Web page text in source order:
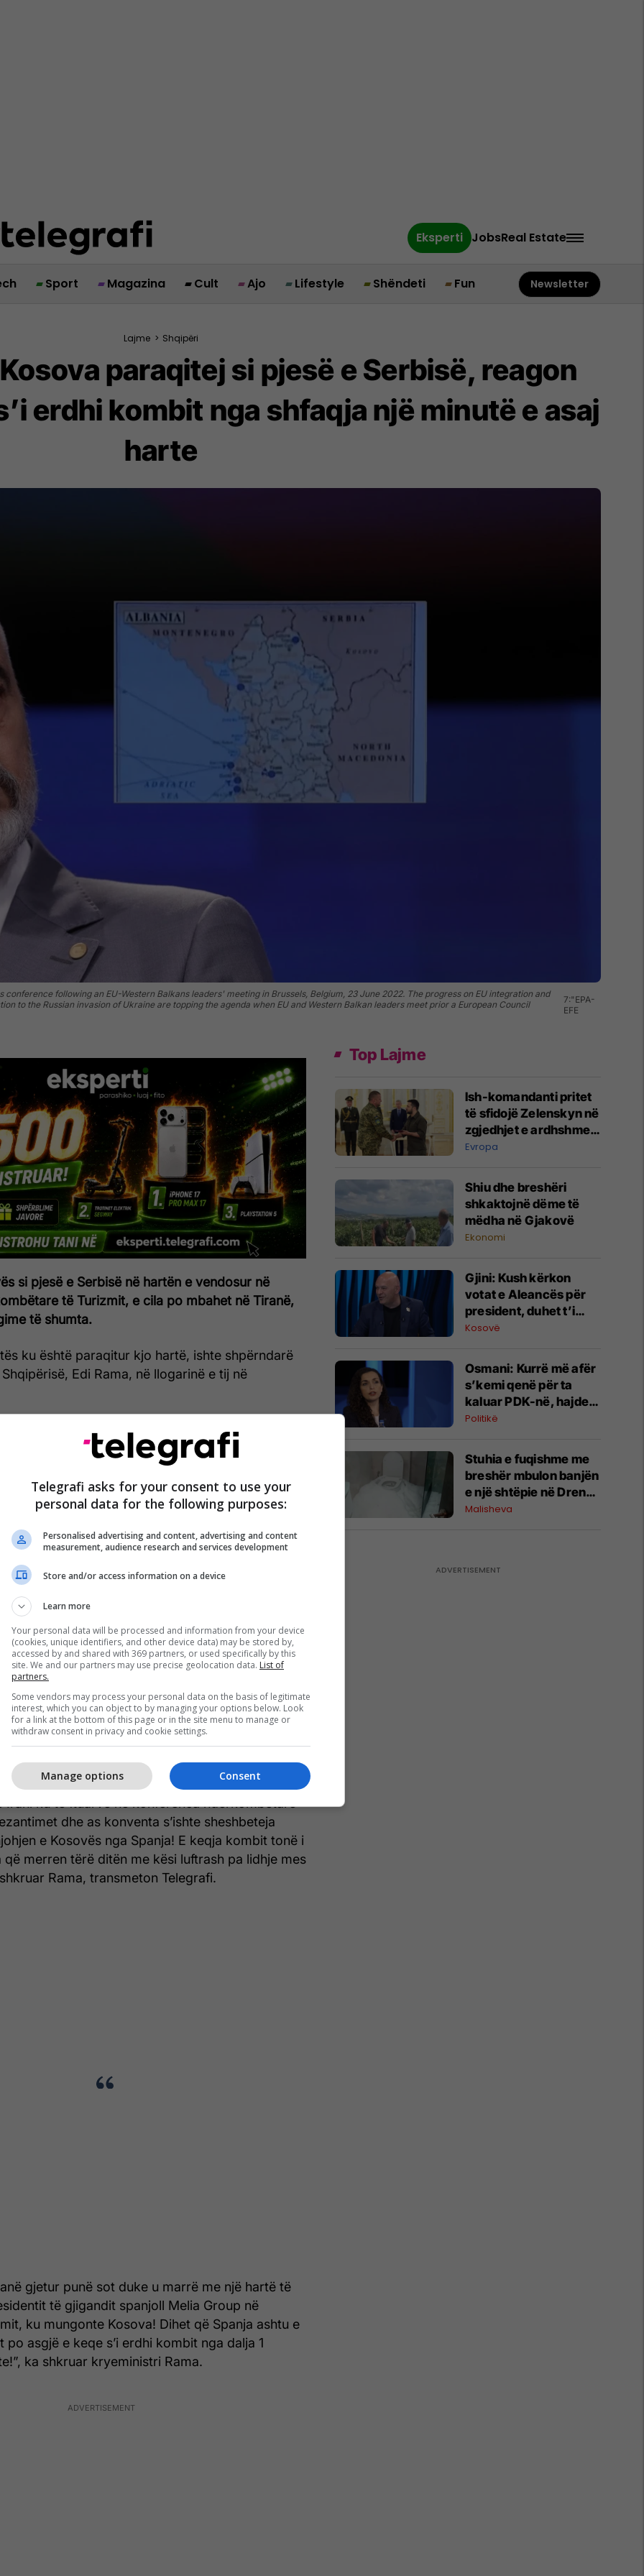
Eksperti JobsReal Estate
Sport Magazina Cult Ajo Lifestyle Shëndeti Fun Newsletter
Lajme > Shqipëri
paraqitej si pjesë e Serbisë, reagon
erdhi kombit nga shfaqja një minutë e asaj
harte
conference following an EU-Western Balkans leaders' meeting in Brussels, Belgium, 23 June 2022. The progress on EU integration and
to the Russian invasion of Ukraine are topping the agenda when EU and Western Balkan leaders meet prior a European Council
7:"EPA-
EFE
si pjesë e Serbisë në hartën e vendosur në
të Turizmit, e cila po mbahet në Tiranë,
të shumta.
ku është paraqitur kjo hartë, ishte shpërndarë
Edi Rama, në llogarinë e tij në
vëmendje dhe shkaktoi reagime të shumta, ka
Rama, duke thënë se harta ku mungonte
gjatë prezantimit të presidentit të gjigantit
në Konventën e turizmit.
postimi në Twitter, e ka arsyetuar këtë lëshim.
Irani ku të ftuarve në konferenca ndërkombëtare
dhe as konventa s’ishte sheshbeteja
e Kosovës nga Spanja! E keqja kombit tonë i
që merren tërë ditën me kësi luftrash pa lidhje mes
Rama, transmeton Telegrafi.
gjetur punë sot duke u marrë me një hartë të
të gjigandit spanjoll Melia Group në
ku mungonte Kosova! Dihet që Spanja ashtu e
po asgjë e keqe s’i erdhi kombit nga dalja 1
ka shkruar kryeministri Rama.
Top Lajme
Ish-komandanti pritet
të sfidojë Zelenskyn në
zgjedhjet e ardhshme
presidenciale në
Evropa
Shiu dhe breshëri
shkaktojnë dëme të
mëdha në Gjakovë
Ekonomi
Gjini: Kush kërkon
votat e Aleancës për
president, duhet t’i
pranojë gjashtë
Kosovë
Osmani: Kurrë më afër
s’kemi qenë për ta
kaluar PDK-në, hajde
të punojmë bashkë ta
Politikë
Stuhia e fuqishme me
breshër mbulon banjën
e një shtëpie në Drenoc
të Malishevës
Malisheva
Telegrafi asks for your consent to use your
personal data for the following purposes:
Personalised advertising and content, advertising and content
measurement, audience research and services development
Store and/or access information on a device
Learn more
Your personal data will be processed and information from your device
(cookies, unique identifiers, and other device data) may be stored by,
accessed by and shared with 369 partners, or used specifically by this
site. We and our partners may use precise geolocation data. List of
partners.
Some vendors may process your personal data on the basis of legitimate
interest, which you can object to by managing your options below. Look
for a link at the bottom of this page or in the site menu to manage or
withdraw consent in privacy and cookie settings.
Consent
Manage options